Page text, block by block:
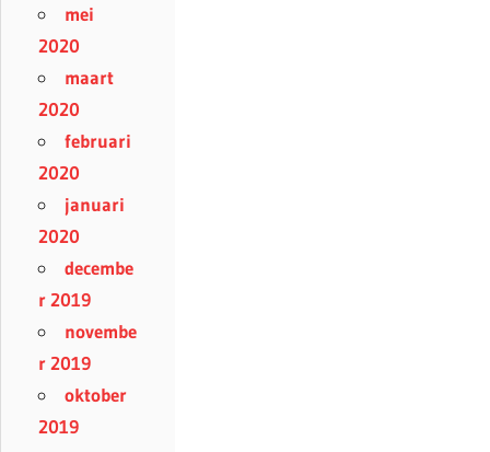
mei
2020
maart
2020
februari
2020
januari
2020
decembe
r 2019
novembe
r 2019
oktober
2019